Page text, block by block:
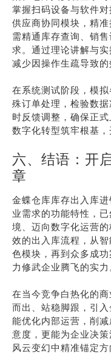
掌握扫码设备与软件对
供应商协同模块，精
需精通库存查询、销
求。通过理论讲解与
减少因操作生疏导致的
在系统测试阶段，模
殊订单处理，检验数
时反馈调整，确保正
数字化转型筑牢根基，
六、结语：开
章
金蝶仓库库存出入库
业需求的功能特性，
境、迈向数字化运营
效的出入库流程，从
色模块，再到众多成
力修武企业腾飞的实力
在当今竞争白热化的
而出、站稳脚跟，引
能优化内部运营，削
意度，更能为企业决
风云变幻中精准锚定方